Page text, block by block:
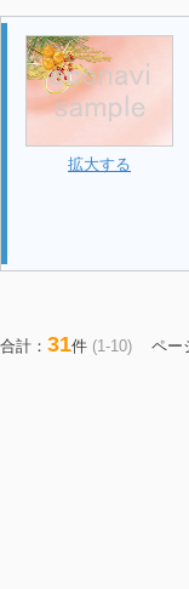
拡大する
合計： 31件 (1-10) ペー